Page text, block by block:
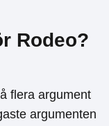
Rodeo?
flera argument
argumenten